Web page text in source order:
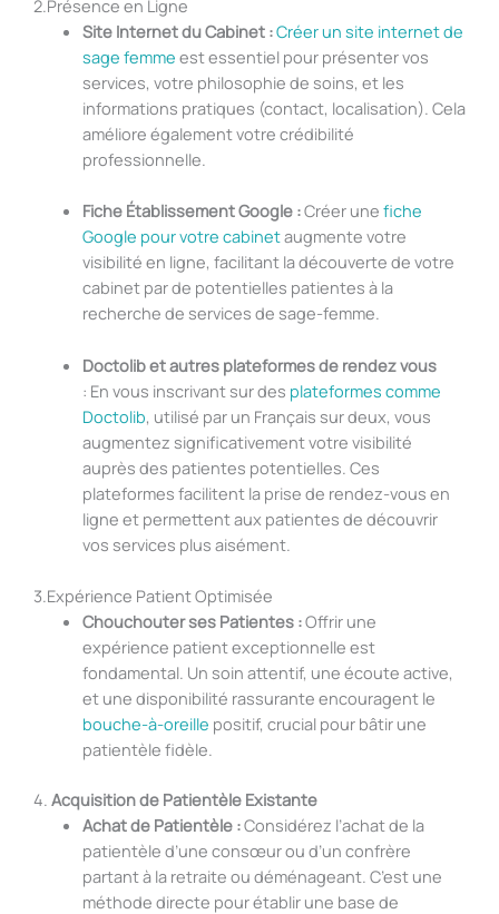
2.Présence en Ligne
Site Internet du Cabinet :Créer un site internet de
sage femme est essentiel pour présenter vos
services, votre philosophie de soins, et les
informations pratiques (contact, localisation). Cela
améliore également votre crédibilité
professionnelle.
Fiche Établissement Google :Créer une fiche
Google pour votre cabinetaugmente votre
visibilité en ligne, facilitant la découverte de votre
cabinet par de potentielles patientes à la
recherche de services de sage-femme.
Doctolib et autres plateformes de rendez vous
: En vous inscrivant sur des plateformes comme
Doctolib, utilisé par un Français sur deux, vous
augmentez significativement votre visibilité
auprès des patientes potentielles. Ces
plateformes facilitent la prise de rendez-vous en
ligne et permettent aux patientes de découvrir
vos services plus aisément.
3.Expérience Patient Optimisée
Chouchouter ses Patientes :Offrir une
expérience patient exceptionnelle est
fondamental. Un soin attentif, une écoute active,
et une disponibilité rassurante encouragent le
bouche-à-oreille positif, crucial pour bâtir une
patientèle fidèle.
4. Acquisition de Patientèle Existante
Achat de Patientèle :Considérez l’achat de la
patientèle d’une consœur ou d’un confrère
partant à la retraite ou déménageant. C’est une
méthode directe pour établir une base de